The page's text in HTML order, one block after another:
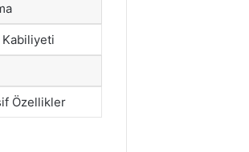
Özellikler